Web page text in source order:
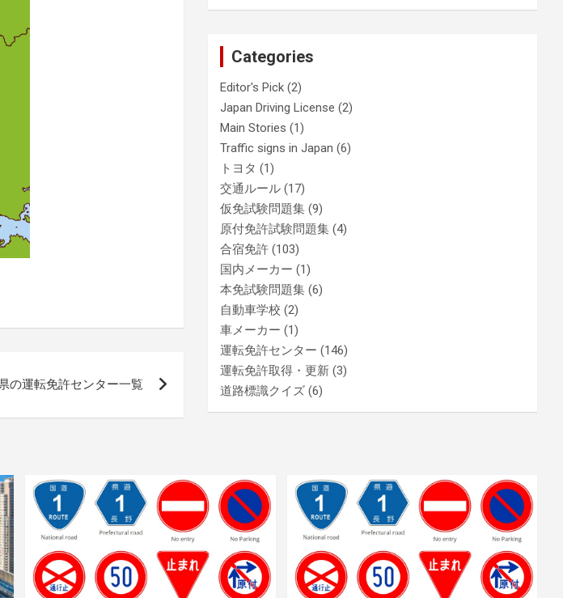
の運転免許センター一覧
Categories
Editor's Pick (2)
Japan Driving License (2)
Main Stories (1)
Traffic signs in Japan (6)
トヨタ (1)
交通ルール (17)
仮免試験問題集 (9)
原付免許試験問題集 (4)
合宿免許 (103)
国内メーカー (1)
本免試験問題集 (6)
自動車学校 (2)
車メーカー (1)
運転免許センター (146)
運転免許取得・更新 (3)
道路標識クイズ (6)